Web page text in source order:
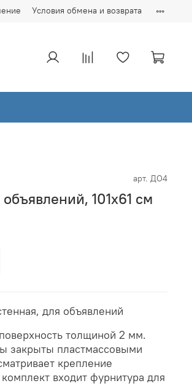
Условия обмена и возврата
арт. ДО4
101х61 см
для объявлений
толщиной 2 мм.
закрыты пластмассовыми
крепление
входит фурнитура для